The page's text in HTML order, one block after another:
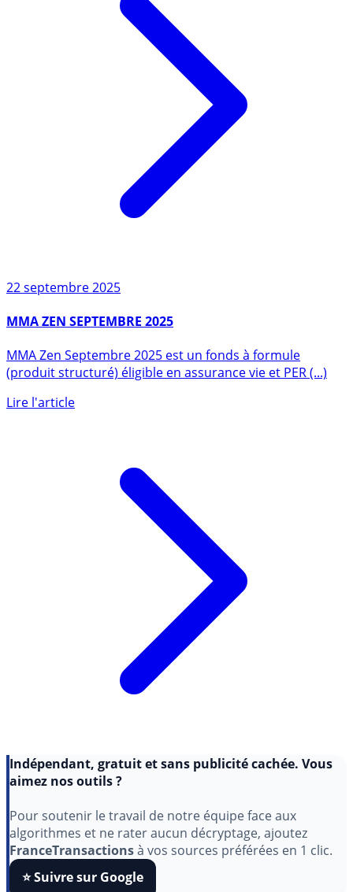
22 septembre 2025
MMA ZEN SEPTEMBRE 2025
(produit structuré) éligible en assurance vie et PER (...)
aimez nos outils ?
Pour soutenir le travail de notre équipe face aux
algorithmes et ne rater aucun décryptage, ajoutez
FranceTransactionsà vos sources préférées en 1 clic.